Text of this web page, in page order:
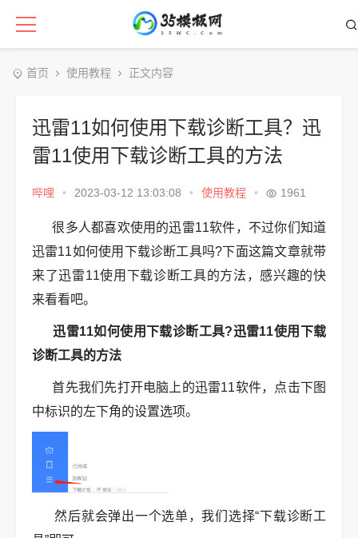
首页 使用教程 正文内容
迅雷11如何使用下载诊断工具？迅
雷11使用下载诊断工具的方法
哔哩 • 2023-03-12 13:03:08 • 使用教程 • 1961
很多人都喜欢使用的迅雷11软件，不过你们知道
迅雷11如何使用下载诊断工具吗?下面这篇文章就带
来了迅雷11使用下载诊断工具的方法，感兴趣的快
来看看吧。
迅雷11如何使用下载诊断工具?迅雷11使用下载
诊断工具的方法
首先我们先打开电脑上的迅雷11软件，点击下图
中标识的左下角的设置选项。
然后就会弹出一个选单，我们选择“下载诊断工